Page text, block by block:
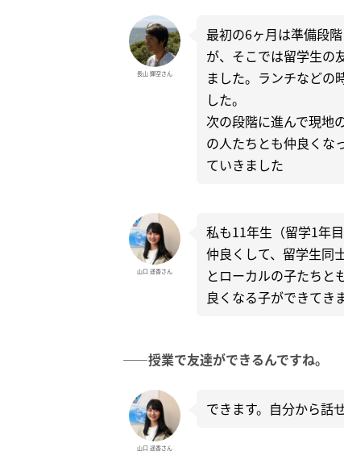
長山 輝空さん
最初の6ヶ月は準備段
が、そこでは留学生の
ました。ランチなどの
した。
次の段階に進んで現地
の人たちとも仲良くな
ていきました
山口 遥香さん
私も11年生（留学1年
仲良くして、留学生同
とローカルの子たちと
良くなる子ができてき
――授業で友達ができるんですね。
山口 遥香さん
できます。自分から話